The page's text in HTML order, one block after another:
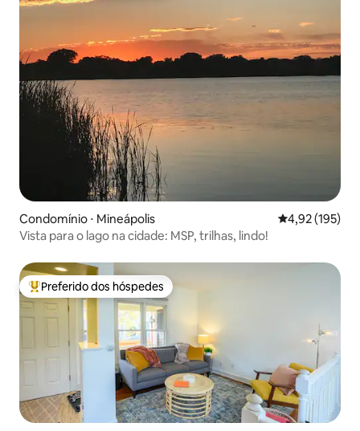
Condomínio ⋅ Mineápolis 4,92 de uma
4,92 (195)
Vista para o lago na cidade: MSP, trilhas, lindo!
Entre os melhores preferidos dos hóspedes
Preferido dos hóspedes